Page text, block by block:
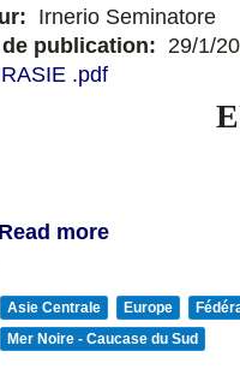
Irnerio Seminatore
de publication: 29/1/
.pdf
Read more
Asie Centrale Europe
Mer Noire - Caucase du Sud